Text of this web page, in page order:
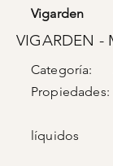
Vigarden
VIGARDEN -
Categoría:
líquidos